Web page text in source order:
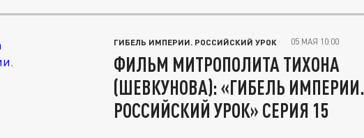
ГИБЕЛЬ ИМПЕРИИ. РОССИЙСКИЙ УРОК 05 МАЯ 10:00
ФИЛЬМ МИТРОПОЛИТА ТИХОНА
(ШЕВКУНОВА): «ГИБЕЛЬ ИМПЕРИИ.
РОССИЙСКИЙ УРОК» СЕРИЯ 15